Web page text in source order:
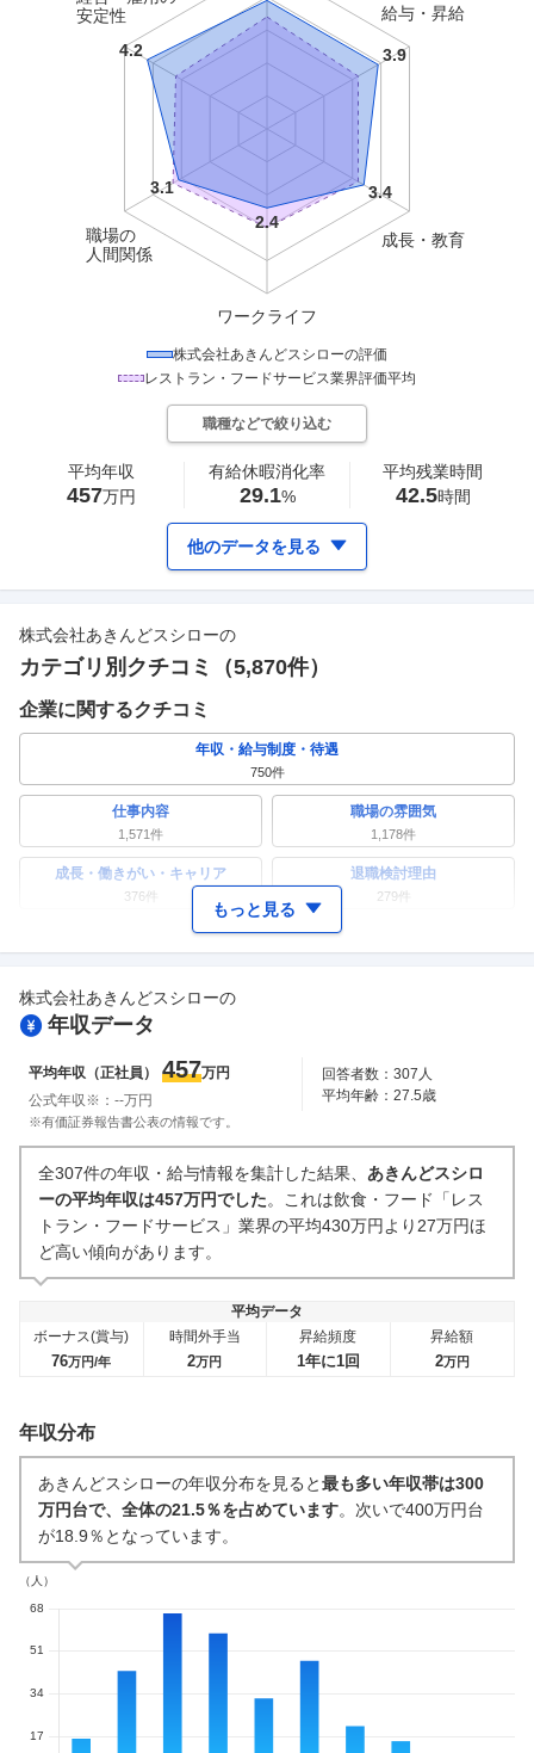
給与・昇給
成長・教育
ワークライフ
職場の
人間関係
安定性
株式会社あきんどスシローの評価
レストラン・フードサービス業界評価平均
職種などで絞り込む
平均年収
457万円
有給休暇消化率
29.1%
平均残業時間
42.5時間
他のデータを見る
株式会社あきんどスシローの
カテゴリ別クチコミ（5,870件）
企業に関するクチコミ
年収・給与制度・待遇
750件
仕事内容
1,571件
職場の雰囲気
1,178件
成長・働きがい・キャリア
376件
退職検討理由
279件
ワークライフバランス 女性の活躍・働きやすさ
副業
129件
人事・評価制度
175件 273件
企業の選考に関するクチコミ
中途採用面接・選考
件
新卒採用面接・選考
15件
もっと見る
株式会社あきんどスシローの
年収データ
平均年収（正社員） 457万円
公式年収※： --万円
回答者数：307 人
平均年齢：27.5歳
※有価証券報告書公表の情報です。
全307件の年収・給与情報を集計した結果、 あきんどスシロ
ーの平均年収は457万円でした。これは飲食・フード「レス
トラン・フードサービス」業界の平均430万円より27万円ほ
ど高い傾向があります。
平均データ
ボーナス(賞与)
76万円/年
時間外手当
2万円
昇給頻度
1年に1回
昇給額
2万円
年収分布
あきんどスシローの年収分布を見ると最も多い年収帯は300
万円台で、全体の21.5％を占めています。次いで400万円台
が18.9％となっています。